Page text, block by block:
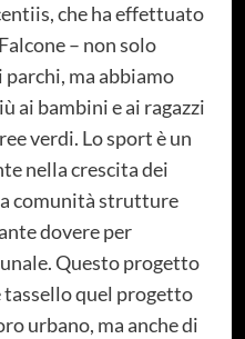
che ha effettuato
– non solo
ma abbiamo
ai bambini e ai ragazzi
verdi. Lo sport è un
nella crescita dei
comunità strutture
dovere per
Questo progetto
quel progetto
urbano, ma anche di